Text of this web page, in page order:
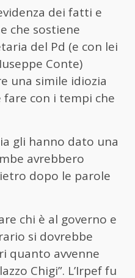
dei fatti e
che sostiene
del Pd (e con lei
Conte)
una simile idiozia
fare con i tempi che
gli hanno dato una
avrebbero
dopo le parole
chi è al governo e
si dovrebbe
quanto avvenne
Chigi”. L’Irpef fu